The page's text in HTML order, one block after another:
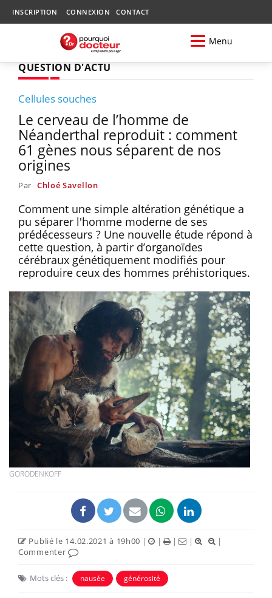
INSCRIPTION CONNEXION CONTACT
Menu
QUESTION D'ACTU
Cellules souches
Le cerveau de l’homme de
Néanderthal reproduit : comment
61 gènes nous séparent de nos
origines
Par Chloé Savellon
Comment une simple altération génétique a
pu séparer l'homme moderne de ses
prédécesseurs ? Une nouvelle étude répond à
cette question, à partir d’organoïdes
cérébraux génétiquement modifiés pour
reproduire ceux des hommes préhistoriques.
GORODENKOFF
Publié le 14.02.2021 à 19h00 | | | |
|
Commenter
Mots clés : nausée générosité